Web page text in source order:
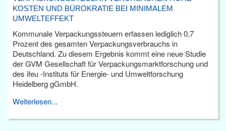
KOSTEN UND BÜROKRATIE BEI MINIMALEM
UMWELTEFFEKT
Kommunale Verpackungssteuern erfassen lediglich 0,7
Prozent des gesamten Verpackungsverbrauchs in
Deutschland. Zu diesem Ergebnis kommt eine neue Studie
der GVM Gesellschaft für Verpackungsmarktforschung und
des ifeu -Instituts für Energie- und Umweltforschung
Heidelberg gGmbH.
Weiterlesen...